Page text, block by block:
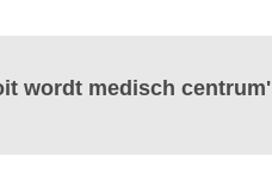
wordt medisch centrum'